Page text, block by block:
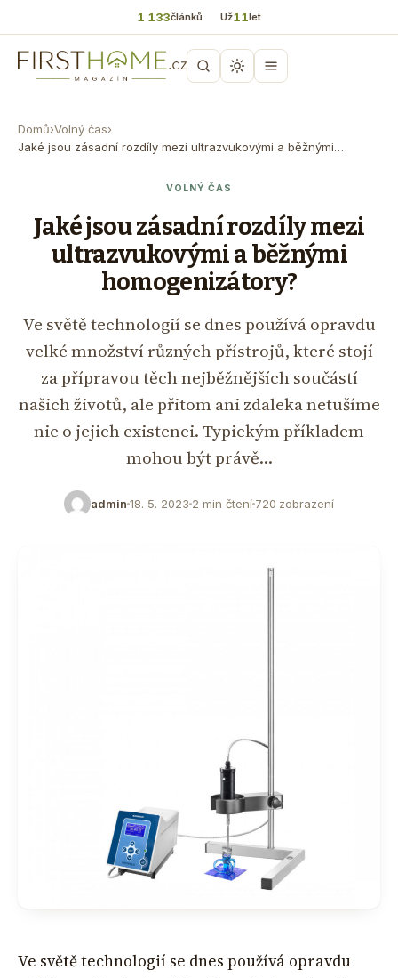
1 133článků Už11let
Domů›Volný čas›
Jaké jsou zásadní rozdíly mezi ultrazvukovými a běžnými…
VOLNÝ ČAS
Jaké jsou zásadní rozdíly mezi
ultrazvukovými a běžnými
homogenizátory?
Ve světě technologií se dnes používá opravdu
velké množství různých přístrojů, které stojí
za přípravou těch nejběžnějších součástí
našich životů, ale přitom ani zdaleka netušíme
nic o jejich existenci. Typickým příkladem
mohou být právě…
admin 18. 5. 2023 2 min čtení 720 zobrazení
Ve světě technologií se dnes používá opravdu